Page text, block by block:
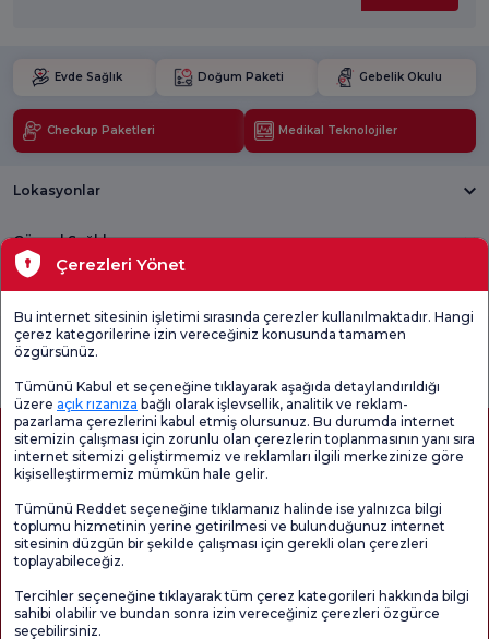
Evde Sağlık Doğum Paketi Gebelik Okulu
Checkup Paketleri Medikal Teknolojiler
Lokasyonlar
Güncel Sağlık
Tıbbi Birimler
Genel
Sayfa içeriği sadece bilgilendirme amaçlıdır. Tanı ve tedavi için mutlaka
doktorunuza başvurunuz.
Çerezleri Yönet
Bu internet sitesinin işletimi sırasında çerezler kullanılmaktadır. Hangi
çerez kategorilerine izin vereceğiniz konusunda tamamen
özgürsünüz.
Tümünü Kabul et seçeneğine tıklayarak aşağıda detaylandırıldığı
üzere açık rızanıza bağlı olarak işlevsellik, analitik ve reklam-
pazarlama çerezlerini kabul etmiş olursunuz. Bu durumda internet
sitemizin çalışması için zorunlu olan çerezlerin toplanmasının yanı sıra
internet sitemizi geliştirmemiz ve reklamları ilgili merkezinize göre
kişiselleştirmemiz mümkün hale gelir.
Tümünü Reddet seçeneğine tıklamanız halinde ise yalnızca bilgi
toplumu hizmetinin yerine getirilmesi ve bulunduğunuz internet
sitesinin düzgün bir şekilde çalışması için gerekli olan çerezleri
toplayabileceğiz.
Tercihler seçeneğine tıklayarak tüm çerez kategorileri hakkında bilgi
sahibi olabilir ve bundan sonra izin vereceğiniz çerezleri özgürce
seçebilirsiniz.